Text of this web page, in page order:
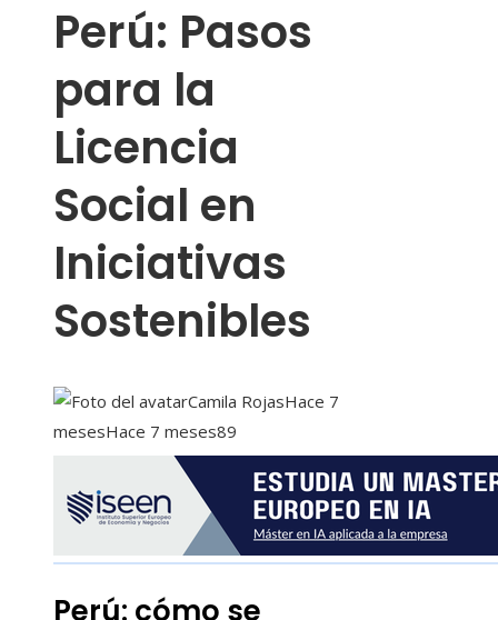
Perú: Pasos
para la
Licencia
Social en
Iniciativas
Sostenibles
Camila RojasHace 7
mesesHace 7 meses89
Perú: cómo se